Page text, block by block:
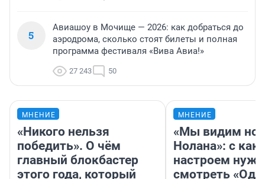
5
Авиашоу в Мочище — 2026: как добраться до
аэродрома, сколько стоят билеты и полная
программа фестиваля «Вива Авиа!»
27 243 50
МНЕНИЕ
«Никого нельзя
победить». О чём
главный блокбастер
этого года, который
МНЕНИЕ
«Мы видим
Нолана»: с
настроем
смотреть